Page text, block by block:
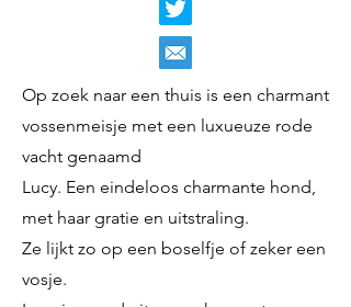
Op zoek naar een thuis is een charmant
vossenmeisje met een luxueuze rode
vacht genaamd
Lucy. Een eindeloos charmante hond,
met haar gratie en uitstraling.
Ze lijkt zo op een boselfje of zeker een
vosje.